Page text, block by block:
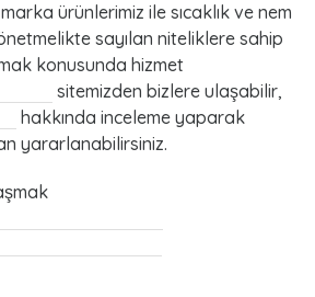
marka ürünlerimiz ile sıcaklık ve nem
sayılan niteliklere sahip
konusunda hizmet
sitemizden bizlere ulaşabilir,
hakkında inceleme yaparak
yararlanabilirsiniz.